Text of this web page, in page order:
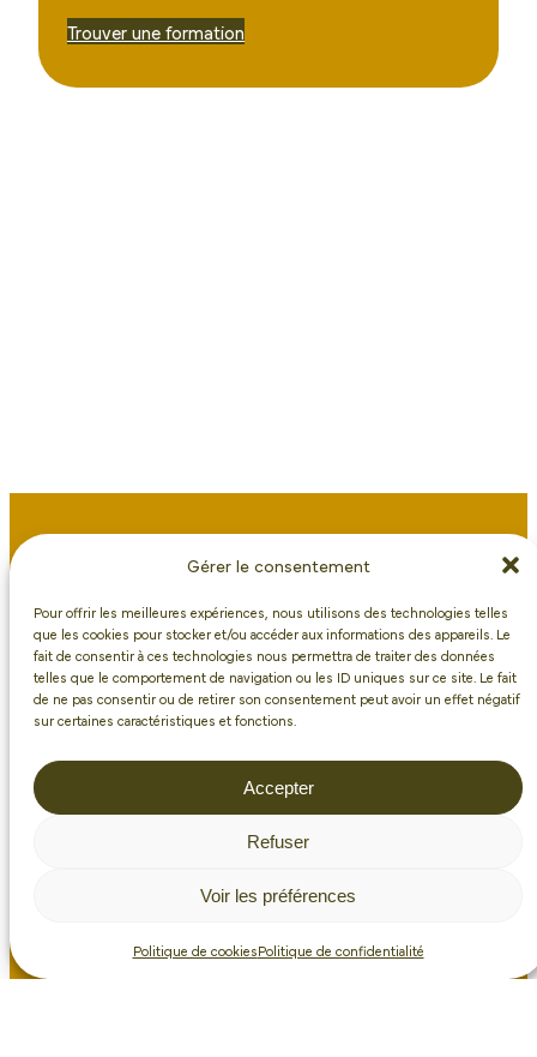
Gérer le consentement
Pour offrir les meilleures expériences, nous utilisons des technologies telles
que les cookies pour stocker et/ou accéder aux informations des appareils. Le
fait de consentir à ces technologies nous permettra de traiter des données
telles que le comportement de navigation ou les ID uniques sur ce site. Le fait
de ne pas consentir ou de retirer son consentement peut avoir un effet négatif
sur certaines caractéristiques et fonctions.
Accepter
Refuser
Voir les préférences
Politique de cookiesPolitique de confidentialité
Trouver une formation
Résolaine
BP5 – 23500 FELLETIN
06 25 26 55 27
Restons
Nous contacter